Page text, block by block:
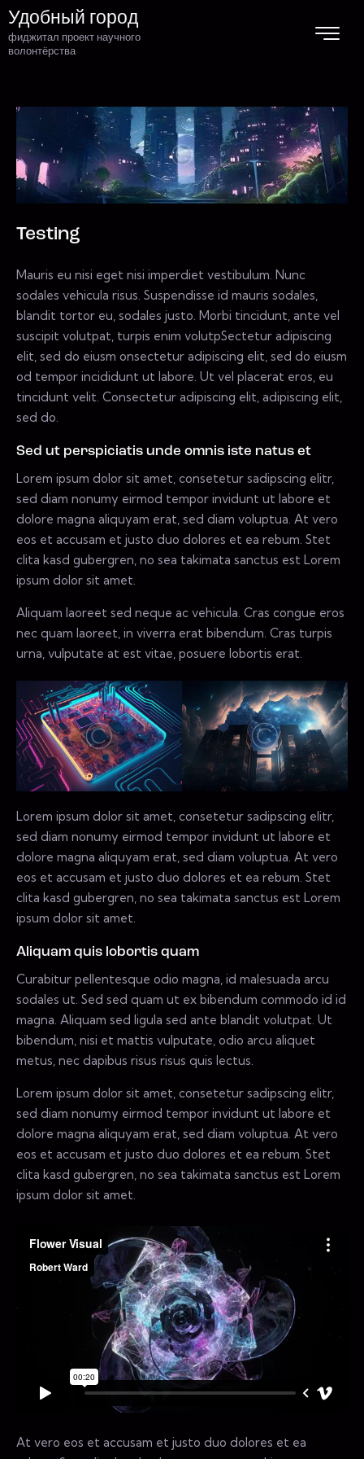
Удобный город
фиджитал проект научного
волонтёрства
Testing
Mauris eu nisi eget nisi imperdiet vestibulum. Nunc
sodales vehicula risus. Suspendisse id mauris sodales,
blandit tortor eu, sodales justo. Morbi tincidunt, ante vel
suscipit volutpat, turpis enim volutpSectetur adipiscing
elit, sed do eiusm onsectetur adipiscing elit, sed do eiusm
od tempor incididunt ut labore. Ut vel placerat eros, eu
tincidunt velit. Consectetur adipiscing elit, adipiscing elit,
sed do.
Sed ut perspiciatis unde omnis iste natus et
Lorem ipsum dolor sit amet, consetetur sadipscing elitr,
sed diam nonumy eirmod tempor invidunt ut labore et
dolore magna aliquyam erat, sed diam voluptua. At vero
eos et accusam et justo duo dolores et ea rebum. Stet
clita kasd gubergren, no sea takimata sanctus est Lorem
ipsum dolor sit amet.
Aliquam laoreet sed neque ac vehicula. Cras congue eros
nec quam laoreet, in viverra erat bibendum. Cras turpis
urna, vulputate at est vitae, posuere lobortis erat.
Lorem ipsum dolor sit amet, consetetur sadipscing elitr,
sed diam nonumy eirmod tempor invidunt ut labore et
dolore magna aliquyam erat, sed diam voluptua. At vero
eos et accusam et justo duo dolores et ea rebum. Stet
clita kasd gubergren, no sea takimata sanctus est Lorem
ipsum dolor sit amet.
Aliquam quis lobortis quam
Curabitur pellentesque odio magna, id malesuada arcu
sodales ut. Sed sed quam ut ex bibendum commodo id id
magna. Aliquam sed ligula sed ante blandit volutpat. Ut
bibendum, nisi et mattis vulputate, odio arcu aliquet
metus, nec dapibus risus risus quis lectus.
Lorem ipsum dolor sit amet, consetetur sadipscing elitr,
sed diam nonumy eirmod tempor invidunt ut labore et
dolore magna aliquyam erat, sed diam voluptua. At vero
eos et accusam et justo duo dolores et ea rebum. Stet
clita kasd gubergren, no sea takimata sanctus est Lorem
ipsum dolor sit amet.
At vero eos et accusam et justo duo dolores et ea